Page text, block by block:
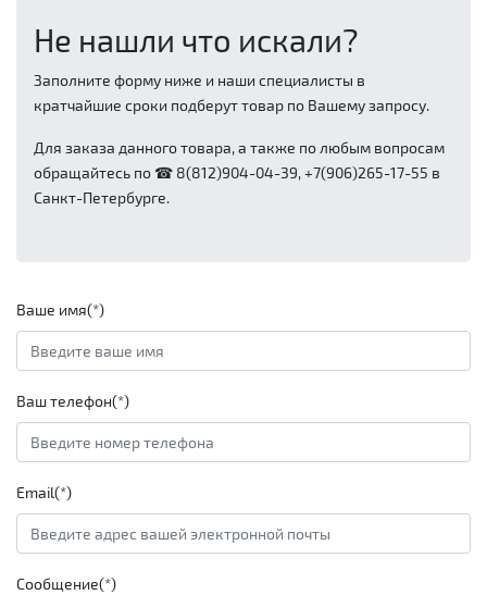
Не нашли что искали?
Заполните форму ниже и наши специалисты в
кратчайшие сроки подберут товар по Вашему запросу.
Для заказа данного товара, а также по любым вопросам
обращайтесь по ☎ 8(812)904-04-39, +7(906)265-17-55 в
Санкт-Петербурге.
Ваше имя(*)
Ваш телефон(*)
Email(*)
Сообщение(*)